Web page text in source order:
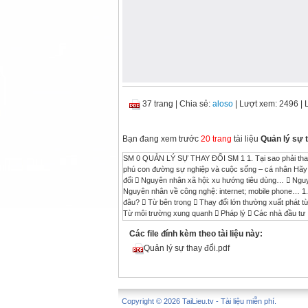
37 trang Chia sẻ: aloso | Lượt xem: 2496 |
Bạn đang xem trước 20 trang tài liệu Quản lý sự
SM 0 QUẢN LÝ SỰ THAY ĐỔI SM 1 1. Tại sao phải thay đổi?  Để giữ thế cân bằng và phát triển – công ty  Tạo ra cơ hội để làm phong phú con đường sự nghiệp và cuộc sống – cá nhân Hãy đón nhận sự thay đổi 1. Hiểu biết về sự thay đổi SM 2 2. Nguyên nhân của sự thay đổi  Nguyên nhân xã hội: xu hướng tiêu dùng…  Nguyên nhân kinh tế: toàn cầu hoá, cổ phần hoá doanh nghiệp doanh nhà nước…  Nguyên nhân về công nghệ: internet; mobile phone… 1. Hiểu biết về sự thay đổi SM 3 1. Hiểu biết về sự thay đổi 1. Nhận biết thay đổi từ đâu?  Từ bên trong  Thay đổi lớn thường xuất phát từ cấp cao nhất  Từ đối thủ cạnh tranh  Sản phẩm mới  Hạ giá bán sản phẩm…  Từ môi trường xung quanh  Pháp lý  Các nhà đầu tư  Khách hàng SM 4 Pháp lý: 1. Cổ phần hoá doanh nghiệp nhà nước 2. Niêm yết trên thị trường chứng khoán các công ty đã được cổ phần hoá 3. Không được vừa kiểm toán vừa cung cấp dịch vụ kế toán Nhà đầu tư 1. Áp lực về cổ tức 2. Bán cổ phiếu Khách hàng 1. Sự trung thành của khách hàng 2. Ý kiến đóng góp của khách hàng 1. Hiểu biết về sự thay đổi SM 5 4. Phân loại sự thay đổi  Thay đổi từ từ: tái cấu trúc,…  Thay đổi tức thì: chính sách an toàn… 1. Hiểu biết về sự thay đổi SM 6 5. Chọn lựa thay đổi  Nên tập trung vào một vài quy trình thật sự cần thiết  Ưu tiên thay đổi ở những lĩnh vực chính, sau đó hãy tập trung diện rộng hơn  Phải có mục tiêu rõ ràng 1. Hiểu biết về sự thay đổi SM 7 2. Thiết lập các mục tiêu cụ thể: Quy trình thay đổi nên được bắt đầu với những tuyên bố rõ ràng và chi tiết về các mục tiêu mà bạn muốn vươn tới. Các mục tiêu này nên được trình bày trong bối cảnh tình hình thực tế và liên quan với mục đích chung của công ty. Điều này yêu cầu hoạt động thông tin và giao tiếp nội bộ phải được đảm bảo thông suốt để toàn bộ nhân viên đều chắc chắn rằng tập thể của bạn đang đi đúng hướng, đồng thời các mục tiêu lớn của công ty không mâu thuẫn với nhu cầu của nhân viên. SM 8 Hoạch định và thực hiện Sự thay đổi SM 9 3. Hoạch định và thực hiện sự thay đổi  Thay đổi là một quá trình không phải là một sự kiện  Thay đổi nên được thực hiện theo chiến lược sau đây: 1. Mục tiêu chiến lược rõ ràng 2. Có sự hỗ trợ từ cấp cao nhất 3. Quản lý dự án thay đổi 4. Cần có thời gian 5. Hệ thống thưởng phạt 6. Lập kế hoạch 7. Thay đổi phải có tính thực tế 8. Sử dụng hệ thống hiện có 9. Hợp tác giữa các bộ phận trong tổ chức 10. Mô hình mẫu (làm gương) 11. Phải linh hoạt 12. Xác định các thước đo mục tiêu rõ ràng SM 10  Vì sao cần có sự hỗ trợ của cấp trên?  Có nguồn lực để thực hiện thay đổi  Giám sát sự thay đổi  Góp phần thúc đẩy nhanh sự thay đổi  Ví dụ (hệ thống IT nội bộ các cơ quan nhà nước)  Vì sao cần có kỹ năng quản lý dự án?  Do thay đổi thường kéo dài  Liên quan đến nhiều bộ phận  Ví dụ  Vì sao cần thời gian và kế hoạch cho sự thay đổi?  Nhân viên có liên quan cần được huấn luyện những thay đổi  Lập kế hoạch để bảo đảm thay đổi đạt được mục tiêu trong khung thời gian được xác định cụ thể  Ví dụ (về thay đổi trong ban hành chuẩn mực kế toán) 3. Hoạch định và thực hiện sự thay đổi SM 11  Nhiều vấn đề và sự chống đối thường phát sinh trong quá trình thay đổi  Thay đổi thường đi theo 5 giai đoạn: 1. Giai đoạn chống đối 2. Giai đoạn từ chối chấp nhận/bảo vệ 3. Giai đoạn loại bỏ những cái cũ 4. Giai đoạn thích nghi với thay đổi 5. Giai đoạn thay thế hoàn toàn cái cũ  Thay đổi thường có 3 giai đoạn 1. Nhận dạng sự không hài lòng với tình trạng hiện hành 2. Thực hiện sự thay đổi 3. Đưa thay đổi vào công việc hàng ngày THAY ĐỔI SẼ TẠO RA NHỮNG PHẢN KHÁNG 3. Hoạch định và thực hiện sự thay đổi SM 12  Một số công cụ để giải quyết những vấn đề và chống đối 1. Thông tin có hiệu quả: khuyến khích thông tin 2 chiều, thông tin phải rõ ràng, nhất quán; 2. Xây dựng điển hình; 3. Tiếp xúc để nắm bắt tâm tư nguyện vọng của nhân viên; 4. Xây dựng lại lòng tự trọng của nhân viên; 5. Khuyến khích nhân viên tham gia và huấn
Các file đính kèm theo tài liệu này:
Quản lý sự thay đổi.pdf
Copyright © 2026 TaiLieu.tv - Tài liệu miễn phí.